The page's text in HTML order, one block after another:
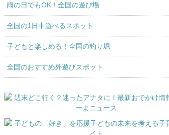
雨の日でもOK！全国の遊び場
全国の1日中遊べるスポット
子どもと楽しめる！全国の釣り堀
全国のおすすめ外遊びスポット